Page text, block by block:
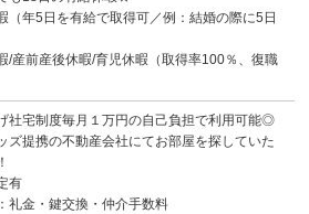
（年5日を有給で取得可／例：結婚の際に5日
/産前産後休暇/育児休暇（取得率100％、復職
社宅制度毎月１万円の自己負担で利用可能◎
ズ提携の不動産会社にてお部屋を探していた
有
礼金・鍵交換・仲介手数料